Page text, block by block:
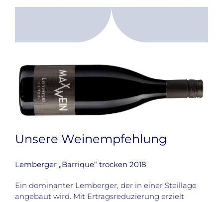
Unsere Weinempfehlung
Lemberger „Barrique“ trocken 2018
Ein dominanter Lemberger, der in einer Steillage
angebaut wird. Mit Ertragsreduzierung erzielt